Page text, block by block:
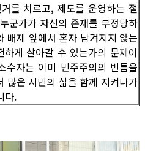
를 치르고, 제도를 운영하는 절
군가가 자신의 존재를 부정당하
배제 앞에서 혼자 남겨지지 않는
게 살아갈 수 있는가의 문제이
수자는 이미 민주주의의 빈틈을
많은 시민의 삶을 함께 지켜나가
다.